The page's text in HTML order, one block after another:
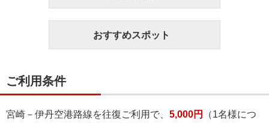
おすすめスポット
ご利用条件
宮崎－伊丹空港路線を往復ご利用で、 5,000円
（1名様につ